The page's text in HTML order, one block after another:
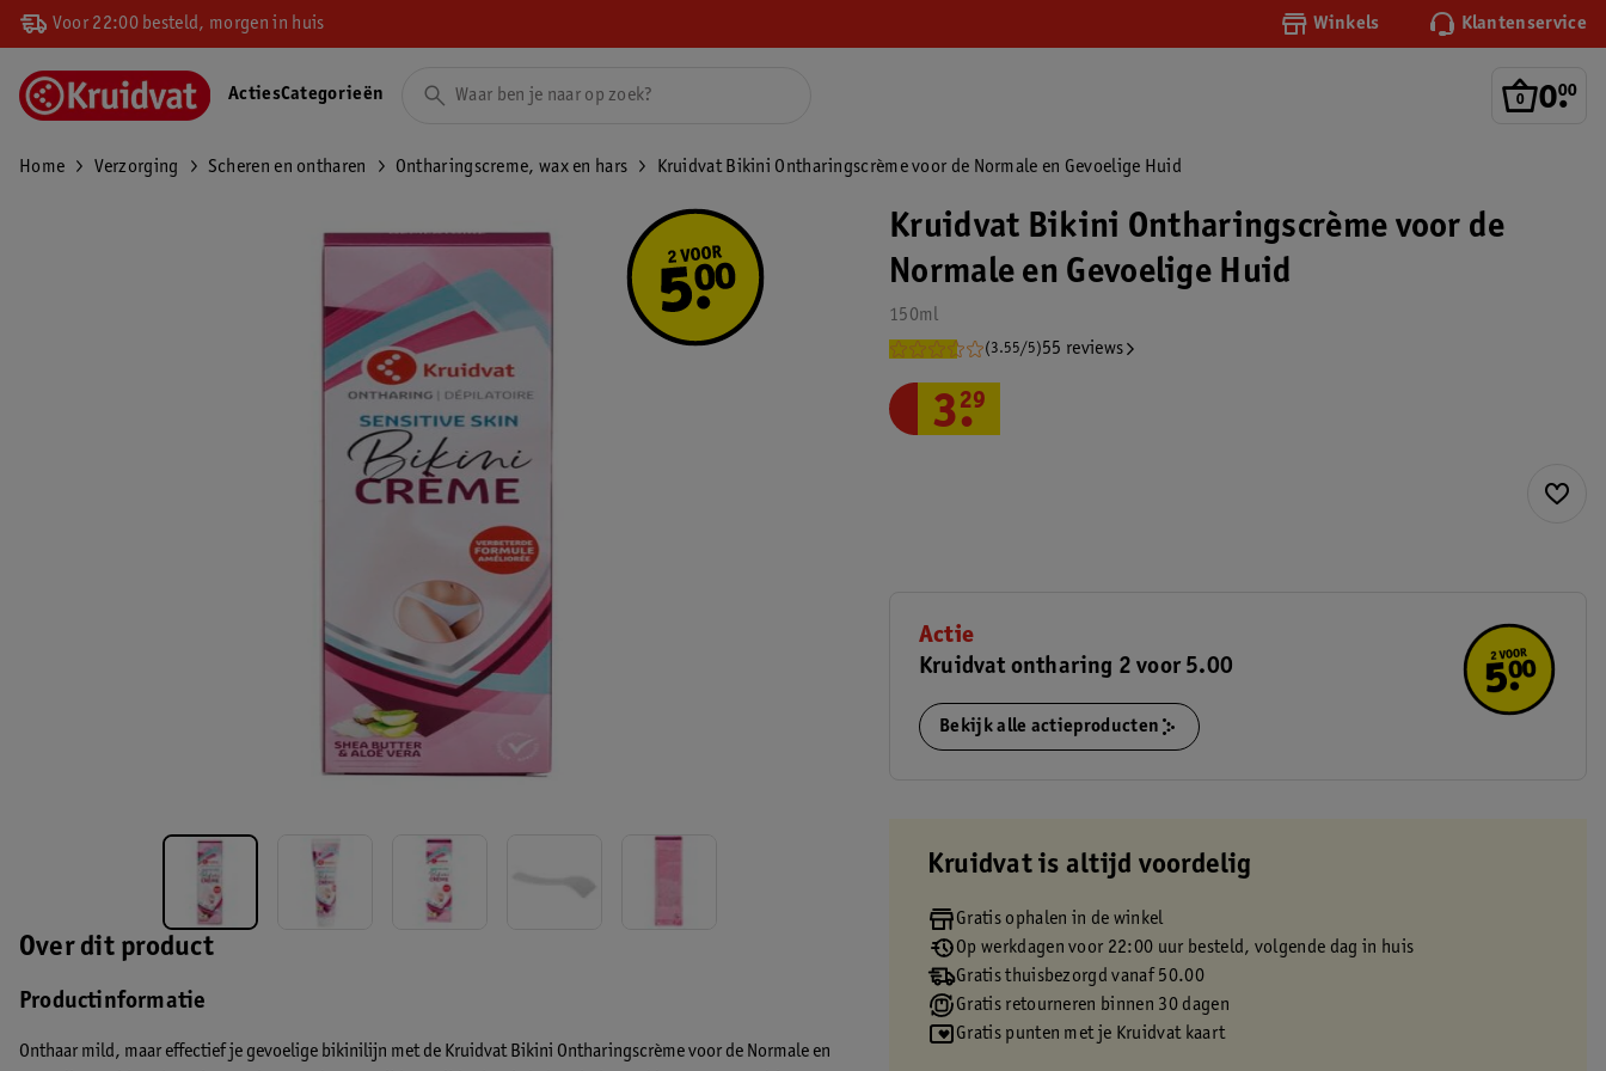
Voor 22:00 besteld, morgen in huis Winkels Klantenservice
0.
00
ActiesCategorieën
Home Verzorging Scheren en ontharen Ontharingscreme, wax en hars Kruidvat Bikini Ontharingscrème voor de Normale en Gevoelige Huid
Over dit product
Productinformatie
Onthaar mild, maar effectief je gevoelige bikinilijn met de Kruidvat Bikini Ontharingscrème voor de Normale en
Kruidvat Bikini Ontharingscrème voor de
Normale en Gevoelige Huid
150ml
(3.55/5)55 reviews
3.
29
Actie
Kruidvat ontharing 2 voor 5.00
Bekijk alle actieproducten
Kruidvat is altijd voordelig
Gratis ophalen in de winkel
Op werkdagen voor 22:00 uur besteld, volgende dag in huis
Gratis thuisbezorgd vanaf 50.00
Gratis retourneren binnen 30 dagen
Gratis punten met je Kruidvat kaart